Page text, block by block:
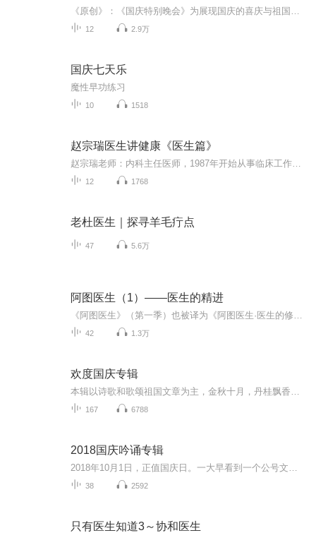
12 2.9万
国庆七天乐
魔性早功练习
10 1518
赵宗瑞医生讲健康《医生篇》
12 1768
老杜医生｜探寻羊毛疔点
47 5.6万
阿图医生（1）——医生的精进
42 1.3万
欢度国庆专辑
167 6788
2018国庆吟诵专辑
38 2592
只有医生知道3～协和医生